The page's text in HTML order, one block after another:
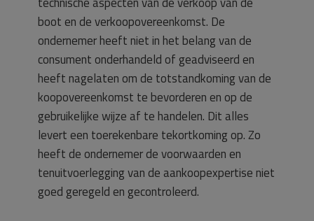
boot en de verkoopovereenkomst. De
ondernemer heeft niet in het belang van de
consument onderhandeld of geadviseerd en
heeft nagelaten om de totstandkoming van de
koopovereenkomst te bevorderen en op de
gebruikelijke wijze af te handelen. Dit alles
levert een toerekenbare tekortkoming op. Zo
heeft de ondernemer de voorwaarden en
tenuitvoerlegging van de aankoopexpertise niet
goed geregeld en gecontroleerd.